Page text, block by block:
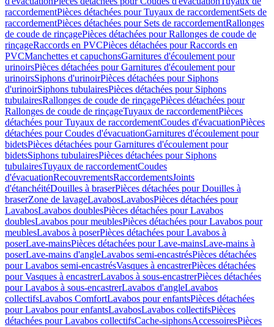
raccordementPièces détachées pour Tuyaux de raccordementSets de
raccordementPièces détachées pour Sets de raccordementRallonges
de coude de rinçagePièces détachées pour Rallonges de coude de
rinçageRaccords en PVCPièces détachées pour Raccords en
PVCManchettes et capuchonsGarnitures d'écoulement pour
urinoirsPièces détachées pour Garnitures d'écoulement pour
urinoirsSiphons d'urinoirPièces détachées pour Siphons
d'urinoirSiphons tubulairesPièces détachées pour Siphons
tubulairesRallonges de coude de rinçagePièces détachées pour
Rallonges de coude de rinçageTuyaux de raccordementPièces
détachées pour Tuyaux de raccordementCoudes d'évacuationPièces
détachées pour Coudes d'évacuationGarnitures d'écoulement pour
bidetsPièces détachées pour Garnitures d'écoulement pour
bidetsSiphons tubulairesPièces détachées pour Siphons
tubulairesTuyaux de raccordementCoudes
d'évacuationRecouvrementsRaccordementsJoints
d'étanchéitéDouilles à braserPièces détachées pour Douilles à
braserZone de lavageLavabosLavabosPièces détachées pour
LavabosLavabos doublesPièces détachées pour Lavabos
doublesLavabos pour meublesPièces détachées pour Lavabos pour
meublesLavabos à poserPièces détachées pour Lavabos à
poserLave-mainsPièces détachées pour Lave-mainsLave-mains à
poserLave-mains d'angleLavabos semi-encastrésPièces détachées
pour Lavabos semi-encastrésVasques à encastrerPièces détachées
pour Vasques à encastrerLavabos à sous-encastrerPièces détachées
pour Lavabos à sous-encastrerLavabos d'angleLavabos
collectifsLavabos ComfortLavabos pour enfantsPièces détachées
pour Lavabos pour enfantsLavabosLavabos collectifsPièces
détachées pour Lavabos collectifsCache-siphonsAccessoiresPièces